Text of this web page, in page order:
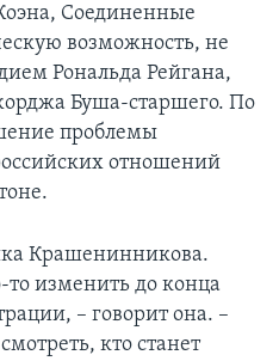
Соединенные
возможность, не
Рональда Рейгана,
Буша-старшего. По
проблемы
отношений
Крашенинникова.
то изменить до конца
– говорит она. –
кто станет